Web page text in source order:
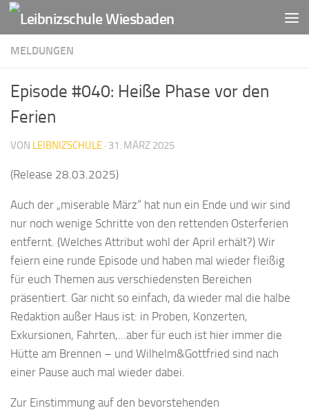
Zum Inhalt springen
MELDUNGEN
Episode #040: Heiße Phase vor den
Ferien
VON LEIBNIZSCHULE · 31. MÄRZ 2025
(Release 28.03.2025)
Auch der „miserable März“ hat nun ein Ende und wir sind
nur noch wenige Schritte von den rettenden Osterferien
entfernt. (Welches Attribut wohl der April erhält?) Wir
feiern eine runde Episode und haben mal wieder fleißig
für euch Themen aus verschiedensten Bereichen
präsentiert. Gar nicht so einfach, da wieder mal die halbe
Redaktion außer Haus ist: in Proben, Konzerten,
Exkursionen, Fahrten,…aber für euch ist hier immer die
Hütte am Brennen – und Wilhelm&Gottfried sind nach
einer Pause auch mal wieder dabei.
Zur Einstimmung auf den bevorstehenden